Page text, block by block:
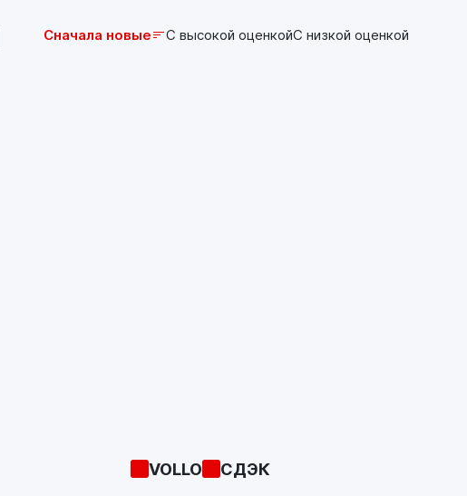
Сначала новые С высокой оценкойС низкой оценкой
VOLLO СДЭК